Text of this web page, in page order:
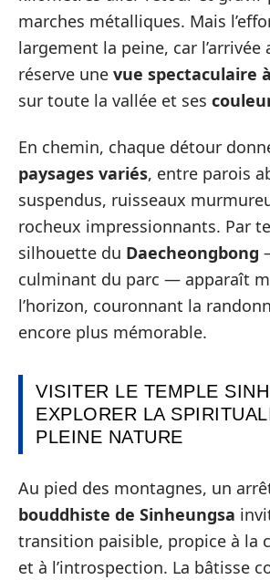
marches métalliques. Mais
largement la peine, car l’arrivée
réserve une vue spectaculaire
sur toute la vallée et ses
En chemin, chaque détour
paysages variés, entre parois
suspendus, ruisseaux
rocheux impressionnants. Par
silhouette du Daecheongbong
culminant du parc — apparaît
l’horizon, couronnant la
encore plus mémorable.
VISITER LE TEMPLE
EXPLORER LA
PLEINE NATURE
Au pied des montagnes, un
bouddhiste de Sinheungsa
transition paisible, propice à la
et à l’introspection. La bâtisse